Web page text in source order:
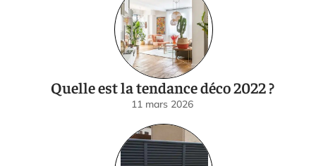
Quelle est la tendance déco 2022 ?
11 mars 2026